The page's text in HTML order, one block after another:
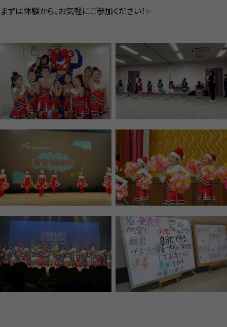
まずは体験から、お気軽にご参加ください！✨